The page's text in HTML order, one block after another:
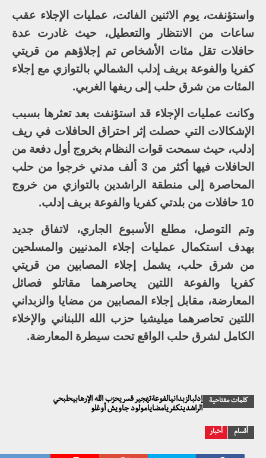
واستؤنفت، يوم الاثنين الفائت، عمليات الإجلاء عقب
ساعات من الانتظار والتعطيل، حيث غادرت عدة
حافلات تقل مئات الأشخاص تم إجلاؤهم من قريتي
كفريا والفوعة بريف إدلب الشمالي بالتوازي مع إجلاء
المئات من شرق حلب إلى ريفها الغربي.
وكانت عمليات الإجلاء قد استؤنفت بعد تعثرها بسبب
الإشكالات التي حصلت إثر احتراق الحافلات في ريف
إدلب، حيث سمحت قوات النظام بخروج أول دفعة من
الحافلات فيها أكثر من 3 ألف مدني خرجوا من حلب
المحاصرة إلى منطقة الراشدين بالتوازي من خروج
10 حافلات من بلدتي كفريا والفوعة بريف إدلب.
وتم التوصل، مطلع الأسبوع الجاري، لاتفاق جديد
بهدف استكمال عمليات إجلاء المدنيين والمسلحين
من شرق حلب، يشمل إجلاء المصابين من قريتي
كفريا والفوعة اللتين يحاصرهما مقاتلو فصائل
المعارضة، مقابل إجلاء المصابين من مضايا والزبداني
اللتين تحاصرهما ميليشيا حزب الله اللبناني والإخلاء
الكامل لشرق حلب الواقع تحت سيطرة المعارضة.
كلمات مفتاحية
إدلبالزبدانيالفوعةتهجير قسريحزب الله الإرهابيحلبحي
الراشدينكفريامضايامولود جاويش أوغلو
أقسام أخبار